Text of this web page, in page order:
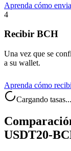
Aprenda cómo
4
Recibir BCH
Una vez que se
a su wallet.
Aprenda cómo
Cargando tasas...
USDT20-